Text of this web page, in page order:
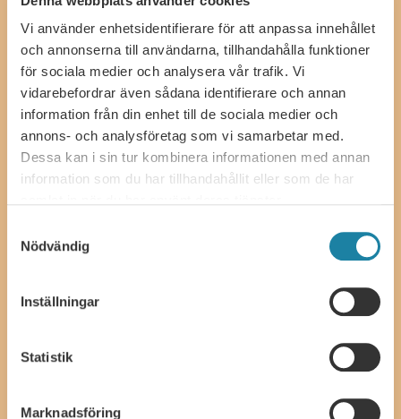
Vi använder enhetsidentifierare för att anpassa innehållet
och annonserna till användarna, tillhandahålla funktioner
för sociala medier och analysera vår trafik. Vi
vidarebefordrar även sådana identifierare och annan
information från din enhet till de sociala medier och
annons- och analysföretag som vi samarbetar med.
Dessa kan i sin tur kombinera informationen med annan
information som du har tillhandahållit eller som de har
Nödvändig
Inställningar
Statistik
Marknadsföring
Press
Billing information
SULF members’ support
08-505 836 00 (swbd)
Email radgivning@sulf.se, for questions about work, pay and
benefits (members only). Available by email weekdays, phone
Available by email weekdays, telephone hours Monday and
Wednesday 9-11.30 a.m.
Universitetsläraren magazine
membership fee.